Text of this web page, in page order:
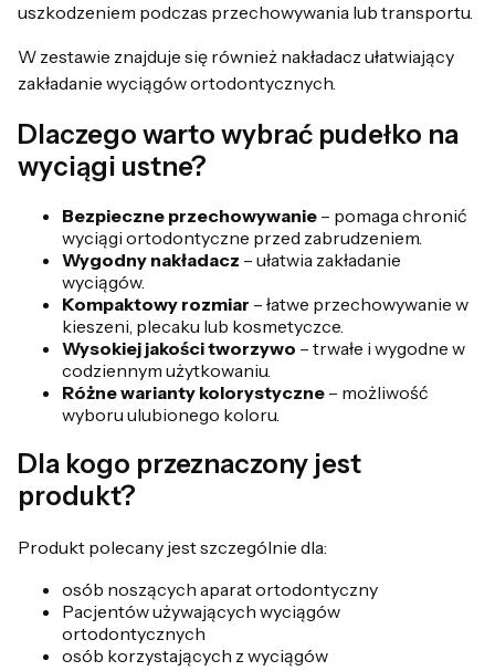
uszkodzeniem podczas przechowywania lub transportu.
W zestawie znajduje się również nakładacz ułatwiający
zakładanie wyciągów ortodontycznych.
Dlaczego warto wybrać pudełko na
wyciągi ustne?
Bezpieczne przechowywanie – pomaga chronić
wyciągi ortodontyczne przed zabrudzeniem.
Wygodny nakładacz – ułatwia zakładanie
wyciągów.
Kompaktowy rozmiar – łatwe przechowywanie w
kieszeni, plecaku lub kosmetyczce.
Wysokiej jakości tworzywo – trwałe i wygodne w
codziennym użytkowaniu.
Różne warianty kolorystyczne – możliwość
wyboru ulubionego koloru.
Dla kogo przeznaczony jest
produkt?
Produkt polecany jest szczególnie dla:
osób noszących aparat ortodontyczny
Pacjentów używających wyciągów
ortodontycznych
osób korzystających z wyciągów